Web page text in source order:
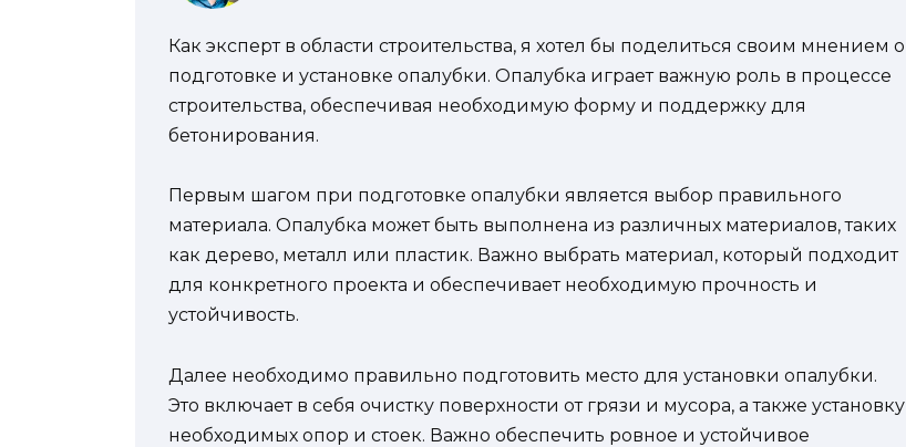
Как эксперт в области строительства, я хотел бы поделиться своим мнением о
подготовке и установке опалубки. Опалубка играет важную роль в процессе
строительства, обеспечивая необходимую форму и поддержку для
бетонирования.
Первым шагом при подготовке опалубки является выбор правильного
материала. Опалубка может быть выполнена из различных материалов, таких
как дерево, металл или пластик. Важно выбрать материал, который подходит
для конкретного проекта и обеспечивает необходимую прочность и
устойчивость.
Далее необходимо правильно подготовить место для установки опалубки.
Это включает в себя очистку поверхности от грязи и мусора, а также установку
необходимых опор и стоек. Важно обеспечить ровное и устойчивое